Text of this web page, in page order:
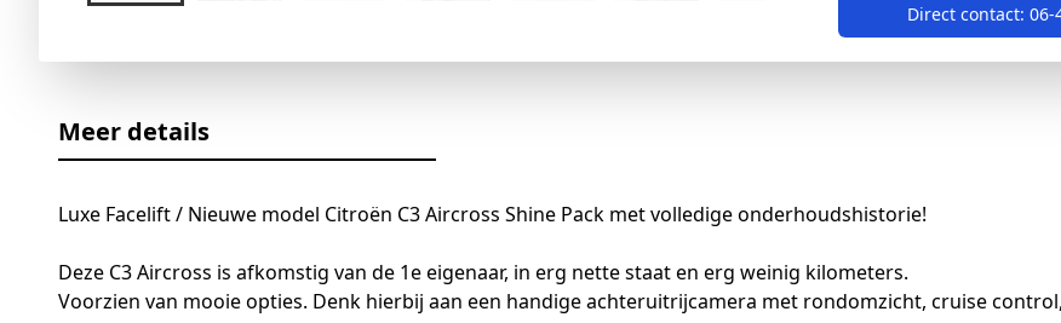
Direct contact: 06-
Meer details
Luxe Facelift / Nieuwe model Citroën C3 Aircross Shine Pack met volledige onderhoudshistorie!
Deze C3 Aircross is afkomstig van de 1e eigenaar, in erg nette staat en erg weinig kilometers.
Voorzien van mooie opties. Denk hierbij aan een handige achteruitrijcamera met rondomzicht, cruise